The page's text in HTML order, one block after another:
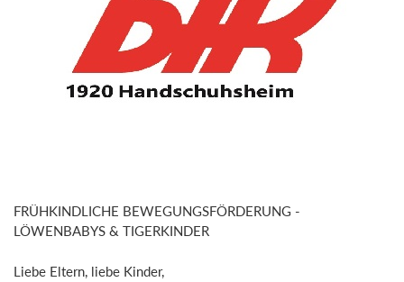
FRÜHKINDLICHE BEWEGUNGSFÖRDERUNG -
LÖWENBABYS & TIGERKINDER
Liebe Eltern, liebe Kinder,